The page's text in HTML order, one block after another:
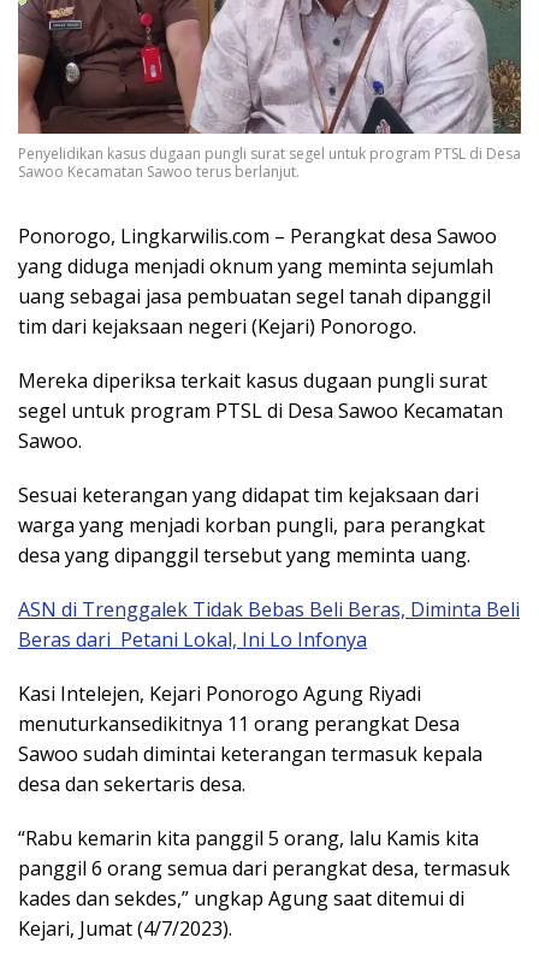
Penyelidikan kasus dugaan pungli surat segel untuk program PTSL di Desa
Sawoo Kecamatan Sawoo terus berlanjut.
Ponorogo, Lingkarwilis.com – Perangkat desa Sawoo
yang diduga menjadi oknum yang meminta sejumlah
uang sebagai jasa pembuatan segel tanah dipanggil
tim dari kejaksaan negeri (Kejari) Ponorogo.
Mereka diperiksa terkait kasus dugaan pungli surat
segel untuk program PTSL di Desa Sawoo Kecamatan
Sawoo.
Sesuai keterangan yang didapat tim kejaksaan dari
warga yang menjadi korban pungli, para perangkat
desa yang dipanggil tersebut yang meminta uang.
ASN di Trenggalek Tidak Bebas Beli Beras, Diminta Beli
Beras dari Petani Lokal, Ini Lo Infonya
Kasi Intelejen, Kejari Ponorogo Agung Riyadi
menuturkansedikitnya 11 orang perangkat Desa
Sawoo sudah dimintai keterangan termasuk kepala
desa dan sekertaris desa.
“Rabu kemarin kita panggil 5 orang, lalu Kamis kita
panggil 6 orang semua dari perangkat desa, termasuk
kades dan sekdes,” ungkap Agung saat ditemui di
Kejari, Jumat (4/7/2023).